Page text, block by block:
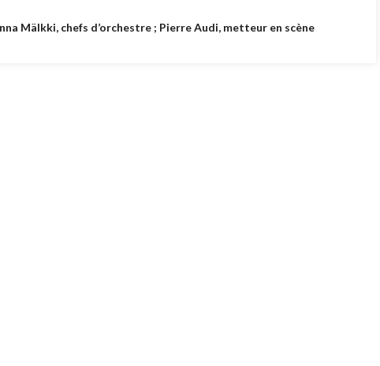
Mälkki, chefs d’orchestre ; Pierre Audi, metteur en scène